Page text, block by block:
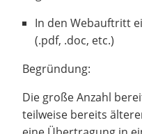
In den Webauftritt
(.pdf, .doc, etc.)
Begründung:
Die große Anzahl
teilweise bereits